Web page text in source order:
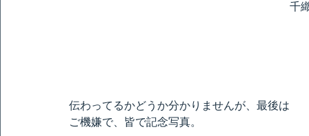
千
伝わってるかどうか分かりませんが、最後は
ご機嫌で、皆で記念写真。